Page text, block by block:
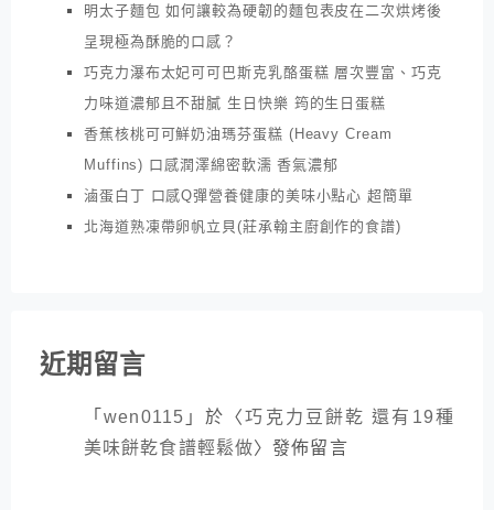
明太子麵包 如何讓較為硬韌的麵包表皮在二次烘烤後
呈現極為酥脆的口感？
巧克力瀑布太妃可可巴斯克乳酪蛋糕 層次豐富、巧克
力味道濃郁且不甜膩 生日快樂 筠的生日蛋糕
香蕉核桃可可鮮奶油瑪芬蛋糕 (Heavy Cream
Muffins) 口感潤澤綿密軟濡 香氣濃郁
滷蛋白丁 口感Q彈營養健康的美味小點心 超簡單
北海道熟凍帶卵帆立貝(莊承翰主廚創作的食譜)
近期留言
「wen0115 」於〈巧克力豆餅乾 還有19種
美味餅乾食譜輕鬆做〉發佈留言